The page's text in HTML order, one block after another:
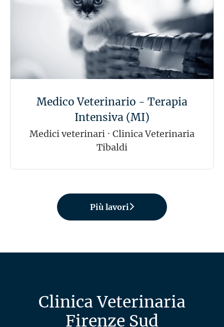
Medico Veterinario - Terapia
Intensiva (MI)
Medici veterinari · Clinica Veterinaria
Tibaldi
Più lavori
Clinica Veterinaria
Firenze Sud